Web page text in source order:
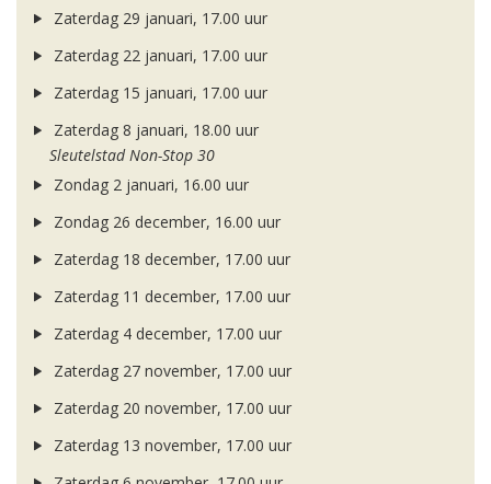
Zaterdag 29 januari, 17.00 uur
Zaterdag 22 januari, 17.00 uur
Zaterdag 15 januari, 17.00 uur
Zaterdag 8 januari, 18.00 uur
Sleutelstad Non-Stop 30
Zondag 2 januari, 16.00 uur
Zondag 26 december, 16.00 uur
Zaterdag 18 december, 17.00 uur
Zaterdag 11 december, 17.00 uur
Zaterdag 4 december, 17.00 uur
Zaterdag 27 november, 17.00 uur
Zaterdag 20 november, 17.00 uur
Zaterdag 13 november, 17.00 uur